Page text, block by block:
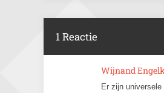
1 Reactie
Wijnand
Er zijn